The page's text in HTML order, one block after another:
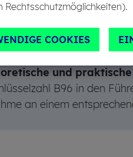
COOKIES
fahren, der eine
Das Gewicht der
eine Fahrerlaubnis für
und
B96 in den
an einem